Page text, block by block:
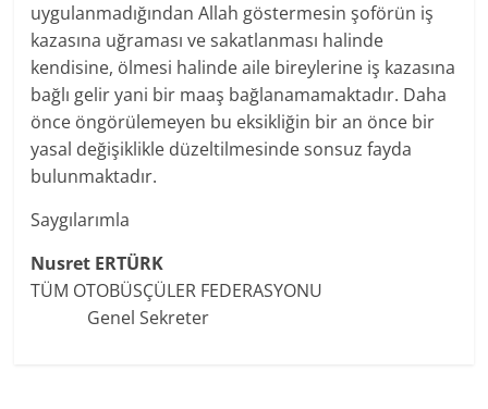
uygulanmadığından Allah göstermesin şoförün iş
kazasına uğraması ve sakatlanması halinde
kendisine, ölmesi halinde aile bireylerine iş kazasına
bağlı gelir yani bir maaş bağlanamamaktadır. Daha
önce öngörülemeyen bu eksikliğin bir an önce bir
yasal değişiklikle düzeltilmesinde sonsuz fayda
bulunmaktadır.
Saygılarımla
Nusret ERTÜRK
TÜM OTOBÜSÇÜLER FEDERASYONU
Genel Sekreter